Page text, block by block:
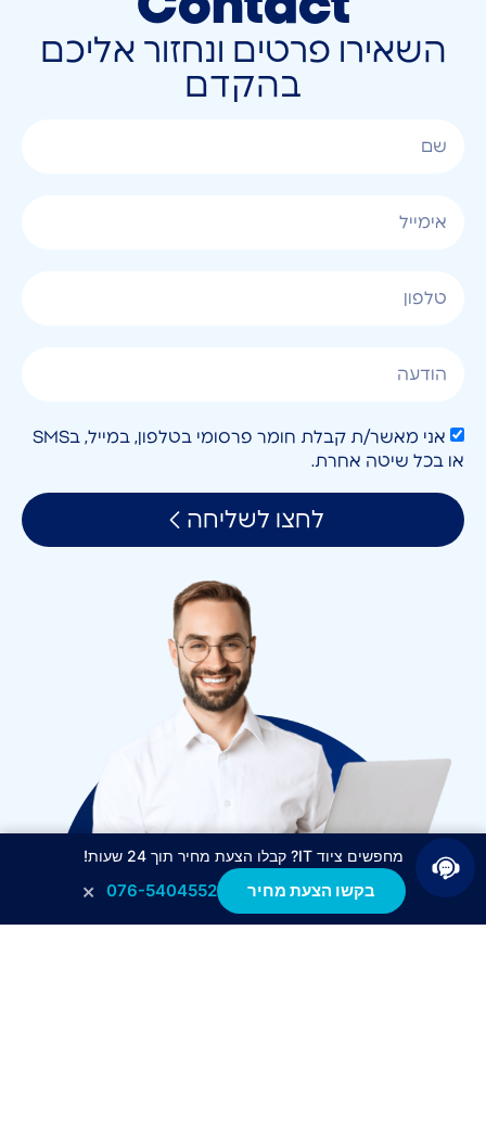
השאירו פרטים ונחזור אליכם
בהקדם
אני מאשר/ת קבלת חומר פרסומי בטלפון, במייל, בSMS
או בכל שיטה אחרת.
לחצו לשליחה
מחפשים ציוד IT? קבלו הצעת מחיר תוך 24 שעות!
בקשו הצעת מחיר 076-5404552
×